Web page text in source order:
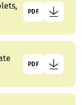
PDF
PDF